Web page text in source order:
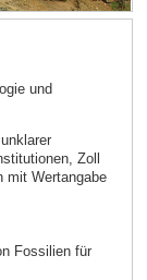
und
Zoll
mit Wertangabe
Fossilien für